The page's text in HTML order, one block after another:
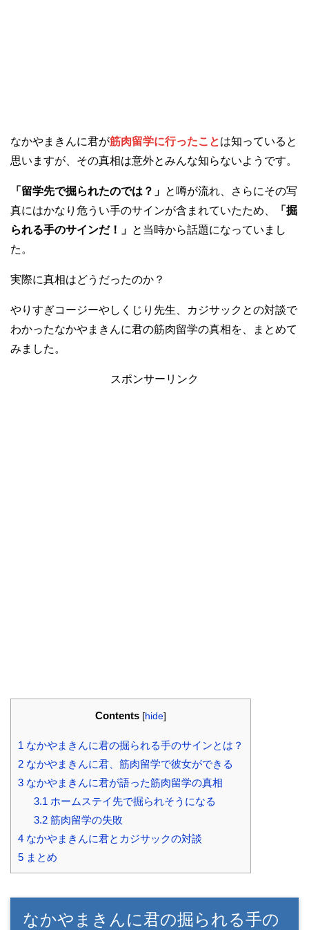
なかやまきんに君が筋肉留学に行ったことは知っていると
思いますが、その真相は意外とみんな知らないようです。
「留学先で掘られたのでは？」 と噂が流れ、さらにその写
真にはかなり危うい手のサインが含まれていたため、
「掘
られる手のサインだ！」 と当時から話題になっていまし
た。
実際に真相はどうだったのか？
やりすぎコージーやしくじり先生、カジサックとの対談で
わかったなかやまきんに君の筋肉留学の真相を、まとめて
みました。
スポンサーリンク
Contents [hide]
1 なかやまきんに君の掘られる手のサインとは？
2 なかやまきんに君、筋肉留学で彼女ができる
3 なかやまきんに君が語った筋肉留学の真相
3.1 ホームステイ先で掘られそうになる
3.2筋肉留学の失敗
4 なかやまきんに君とカジサックの対談
5 まとめ
なかやまきんに君の掘られる手の